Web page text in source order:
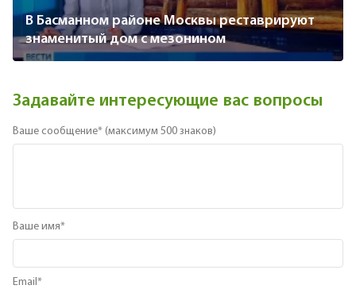
В Басманном районе Москвы реставрируют
знаменитый дом с мезонином
Задавайте интересующие вас вопросы
Ваше сообщение* (максимум 500 знаков)
Ваше имя*
Email*